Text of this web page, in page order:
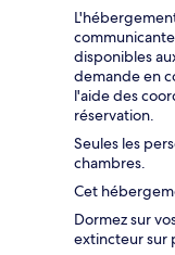
disponibles
demande en
l'aide des
réservation.
Seules les
chambres.
Cet
Dormez sur
extincteur sur